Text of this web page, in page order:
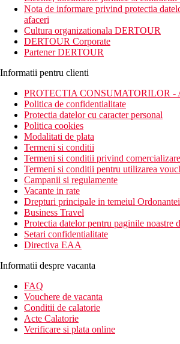
o alegere excelenta pentru familii si
Distanta
150 m distanta de plaja
2 km distanta de statiunea Agia
Descrierea camerei
Camerele dispun de:
uscator de par
aer conditionat
seif (contra cost)
balcon / terasa
toaleta
minibar (contra cost)
TV
telefon
dus sau cada
Wifi
Descrierea hotelului
Hotelul dispune de:
aer conditionat
Wifi
lift
gradina
schimb valutar
restaurant tip bufet
Nota de informare privind protectia
afaceri
Cultura organizationala DERTOUR
DERTOUR Corporate
Partener DERTOUR
Informatii pentru clienti
PROTECTIA CONSUMATORILOR -
Politica de confidentialitate
Protectia datelor cu caracter personal
Politica cookies
Modalitati de plata
Termeni si conditii
Termeni si conditii privind
Termeni si conditii pentru utilizarea
Campanii si regulamente
Vacante in rate
Drepturi principale in temeiul
Business Travel
Protectia datelor pentru paginile noastre
Setari confidentialitate
Directiva EAA
Informatii despre vacanta
FAQ
Vouchere de vacanta
Conditii de calatorie
Acte Calatorie
Verificare si plata online